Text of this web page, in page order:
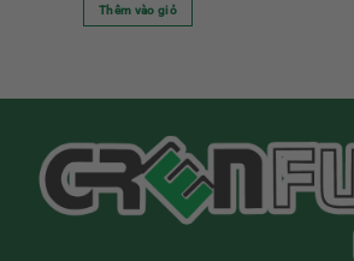
Thêm vào giỏ